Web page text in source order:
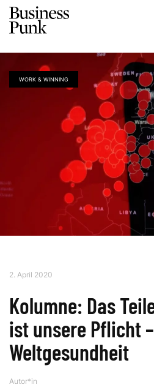
WORK & WINNING
2. April 2020
Kolumne: Das
ist unsere Pflicht
Weltgesundheit
Autor*in